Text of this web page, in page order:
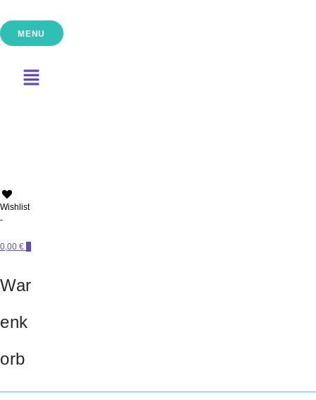
MENU
Wishlist
-
0,00 €
War
enk
orb